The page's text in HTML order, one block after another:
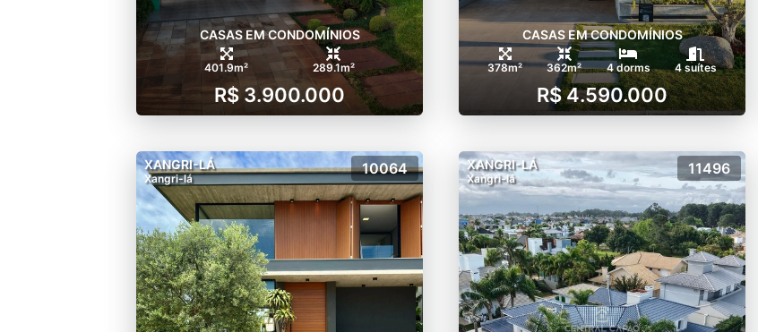
CASAS EM CONDOMÍNIOS
401.9m² 289.1m²
R$ 3.900.000
CASAS EM CONDOMÍNIOS
378m² 362m² 4 dorms 4 suítes
R$ 4.590.000
XANGRI-LÁ
Xangri-lá
10064 XANGRI-LÁ
Xangri-lá
11496